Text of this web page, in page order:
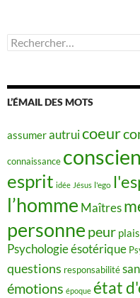
Rechercher :
L’ÉMAIL DES MOTS
assumerautruicoeur
connaissance
esprit idée Jésus l'ego
l’homme Maîtres
personne peur
Psychologie ésotérique
questions responsabilité
émotions époque état